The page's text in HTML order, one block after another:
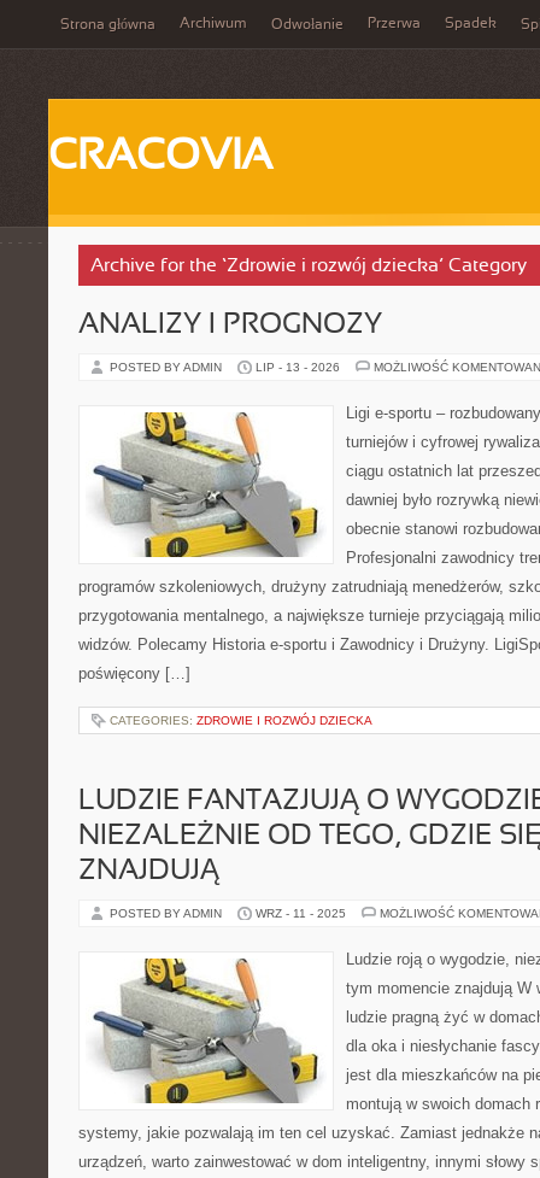
Strona główna Archiwum Odwołanie Przerwa Spadek
CRACOVIA
Archive for the ‘Zdrowie i rozwój dziecka’ Category
ANALIZY I PROGNOZY
POSTED BY ADMIN LIP - 13 - 2026 MOŻLIWOŚĆ
Ligi e-sportu –
turniejów i cyfrowej
ciągu ostatnich lat
dawniej było rozrywką
obecnie stanowi
Profesjonalni zawodnicy
programów szkoleniowych, drużyny zatrudniają menedżerów,
przygotowania mentalnego, a największe turnieje przyciągają
widzów. Polecamy Historia e-sportu i Zawodnicy i Drużyny.
poświęcony […]
CATEGORIES: ZDROWIE I ROZWÓJ DZIECKA
LUDZIE FANTAZJUJĄ O
NIEZALEŻNIE OD TEGO, GDZIE
ZNAJDUJĄ
POSTED BY ADMIN WRZ - 11 - 2025 MOŻLIWOŚĆ
Ludzie roją o wygodzie,
tym momencie znajdują W
ludzie pragną żyć w
dla oka i niesłychanie
jest dla mieszkańców na
montują w swoich domach
systemy, jakie pozwalają im ten cel uzyskać. Zamiast jednakże
urządzeń, warto zainwestować w dom inteligentny, innymi słowy